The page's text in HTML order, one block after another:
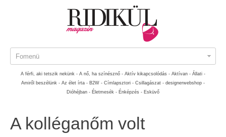
Fomenü
A férfi, aki tetszik nekünk - A nő, ha színésznő - Aktív kikapcsolódás - Aktívan - Állati -
Amiről beszélünk - Az élet írta - B2W - Címlapsztori - Csillagászat - designerwebshop -
Dióhéjban - Életmesék - Énképzés - Esküvő
A kolléganőm volt